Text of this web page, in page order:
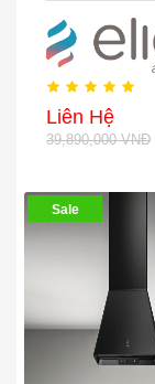
Liên Hệ
39,890,000 VNĐ
Sale